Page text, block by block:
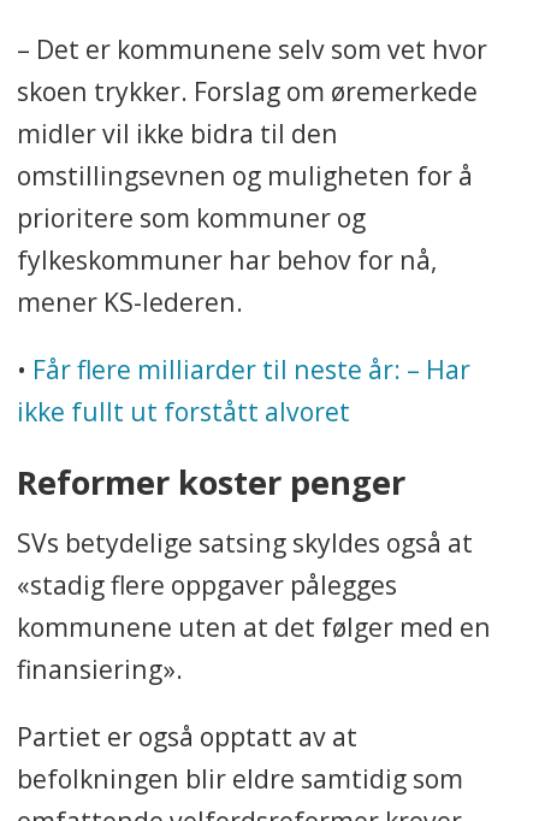
– Det er kommunene selv som vet hvor
skoen trykker. Forslag om øremerkede
midler vil ikke bidra til den
omstillingsevnen og muligheten for å
prioritere som kommuner og
fylkeskommuner har behov for nå,
mener KS-lederen.
• Får flere milliarder til neste år: – Har
ikke fullt ut forstått alvoret
Reformer koster penger
SVs betydelige satsing skyldes også at
«stadig flere oppgaver pålegges
kommunene uten at det følger med en
finansiering».
Partiet er også opptatt av at
befolkningen blir eldre samtidig som